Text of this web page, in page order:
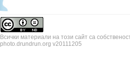
Всички материали на този сайт са
photo.drundrun.org v20111205